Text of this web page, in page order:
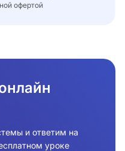
офертой
и ответим на
уроке